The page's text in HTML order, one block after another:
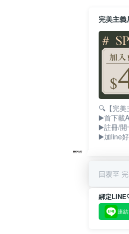
完美主義
🔍【完美
▶️首下載
▶️註冊/開
▶️加line
回覆至
綁定
連